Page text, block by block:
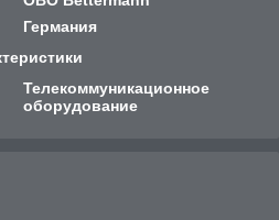
Германия
Телекоммуникационное
оборудование